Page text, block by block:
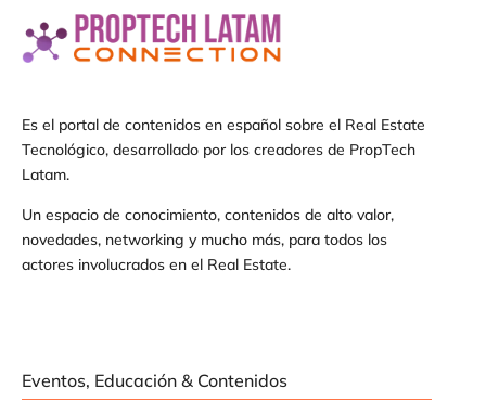
Es el portal de contenidos en español sobre el Real Estate
Tecnológico, desarrollado por los creadores de PropTech
Latam.
Un espacio de conocimiento, contenidos de alto valor,
novedades, networking y mucho más, para todos los
actores involucrados en el Real Estate.
Eventos, Educación & Contenidos